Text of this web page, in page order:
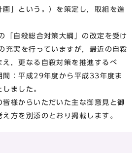
画」という。）を策定し，取組を進
自殺総合対策大綱」の改定を受け
充実を行っていますが，最近の自殺
え，更なる自殺対策を推進するべ
間：平成29年度から平成33年度ま
ました。
様からいただいた主な御意見と御
方を別添のとおり掲載します。